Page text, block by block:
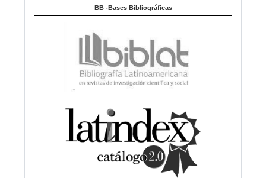
BB -Bases Bibliográficas